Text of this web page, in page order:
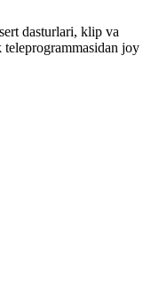
dasturlari, klip va
joy